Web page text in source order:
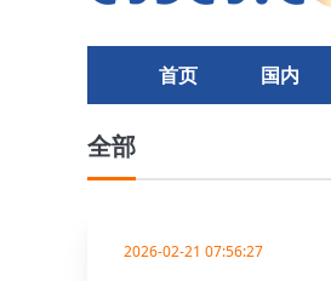
首页 国内
全部
2026-02-21 07:56:27